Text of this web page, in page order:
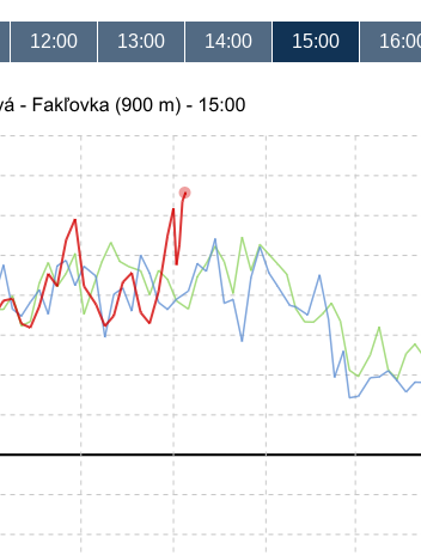
12:00 13:00 14:00 15:00